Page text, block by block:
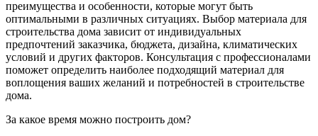
преимущества и особенности, которые могут быть
оптимальными в различных ситуациях. Выбор материала для
строительства дома зависит от индивидуальных
предпочтений заказчика, бюджета, дизайна, климатических
условий и других факторов. Консультация с профессионалами
поможет определить наиболее подходящий материал для
воплощения ваших желаний и потребностей в строительстве
дома.
За какое время можно построить дом?